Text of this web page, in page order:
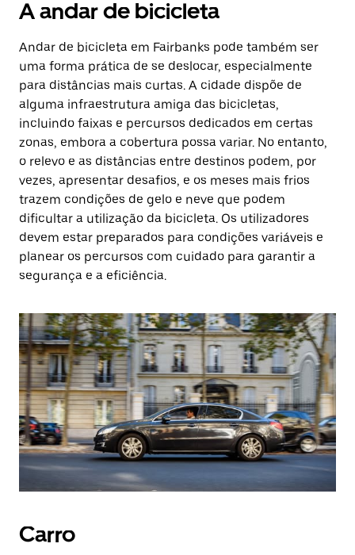
A andar de bicicleta
Andar de bicicleta em Fairbanks pode também ser
uma forma prática de se deslocar, especialmente
para distâncias mais curtas. A cidade dispõe de
alguma infraestrutura amiga das bicicletas,
incluindo faixas e percursos dedicados em certas
zonas, embora a cobertura possa variar. No entanto,
o relevo e as distâncias entre destinos podem, por
vezes, apresentar desafios, e os meses mais frios
trazem condições de gelo e neve que podem
dificultar a utilização da bicicleta. Os utilizadores
devem estar preparados para condições variáveis e
planear os percursos com cuidado para garantir a
segurança e a eficiência.
Carro